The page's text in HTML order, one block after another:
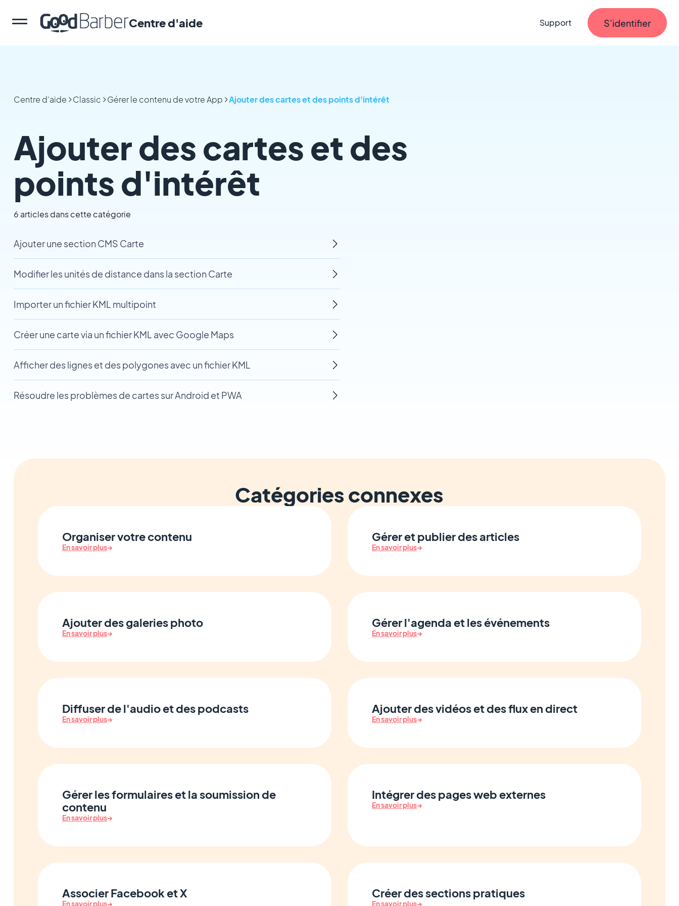
Centre d'aide Support S'identifier
Centre d'aide Classic Gérer le contenu de votre App Ajouter des cartes et des points d'intérêt
Ajouter des cartes et des
points d'intérêt
6 articles dans cette catégorie
Ajouter une section CMS Carte
Modifier les unités de distance dans la section Carte
Importer un fichier KML multipoint
Créer une carte via un fichier KML avec Google Maps
Afficher des lignes et des polygones avec un fichier KML
Résoudre les problèmes de cartes sur Android et PWA
Catégories connexes
Organiser votre contenu
En savoir plus→
Gérer et publier des articles
En savoir plus→
Ajouter des galeries photo
En savoir plus→
Gérer l'agenda et les événements
En savoir plus→
Diffuser de l'audio et des podcasts
En savoir plus→
Ajouter des vidéos et des flux en direct
En savoir plus→
Gérer les formulaires et la soumission de
contenu
En savoir plus→
Intégrer des pages web externes
En savoir plus→
Associer Facebook et X
En savoir plus→
Créer des sections pratiques
En savoir plus→